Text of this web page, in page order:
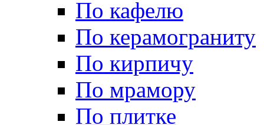
По кафелю
По керамограниту
По кирпичу
По мрамору
По плитке